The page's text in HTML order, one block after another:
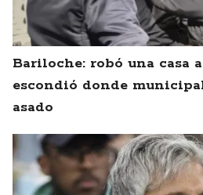
Bariloche: robó una casa
escondió donde
asado